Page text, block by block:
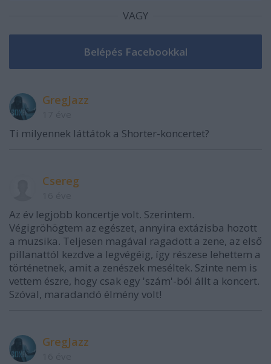
VAGY
GregJazz
Ti milyennek láttátok a Shorter-koncertet?
Csereg
Az év legjobb koncertje volt. Szerintem.
Végigröhögtem az egészet, annyira extázisba hozott
a muzsika. Teljesen magával ragadott a zene, az első
pillanattól kezdve a legvégéig, így részese lehettem a
történetnek, amit a zenészek meséltek. Szinte nem is
vettem észre, hogy csak egy 'szám'-ból állt a koncert.
Szóval, maradandó élmény volt!
GregJazz